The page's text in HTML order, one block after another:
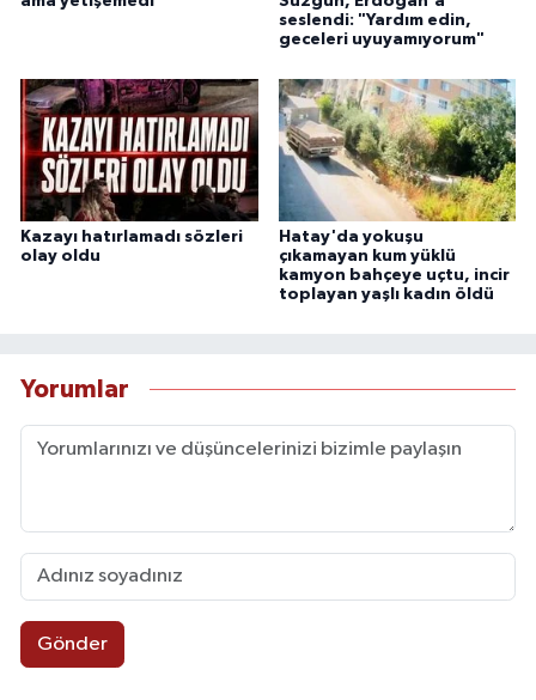
seslendi: "Yardım edin,
geceleri uyuyamıyorum"
Kazayı hatırlamadı sözleri
olay oldu
Hatay'da yokuşu
çıkamayan kum yüklü
kamyon bahçeye uçtu, incir
toplayan yaşlı kadın öldü
Yorumlar
Gönder